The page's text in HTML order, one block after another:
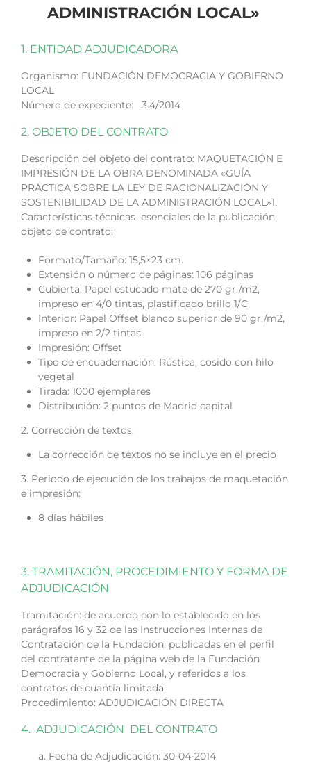
ADMINISTRACIÓN LOCAL»
1. ENTIDAD ADJUDICADORA
Organismo: FUNDACIÓN DEMOCRACIA Y GOBIERNO
LOCAL
Número de expediente: 3.4/2014
2. OBJETO DEL CONTRATO
Descripción del objeto del contrato: MAQUETACIÓN E
IMPRESIÓN DE LA OBRA DENOMINADA «GUÍA
PRÁCTICA SOBRE LA LEY DE RACIONALIZACIÓN Y
SOSTENIBILIDAD DE LA ADMINISTRACIÓN LOCAL»1.
Características técnicas esenciales de la publicación
objeto de contrato:
Formato/Tamaño: 15,5×23 cm.
Extensión o número de páginas: 106 páginas
Cubierta: Papel estucado mate de 270 gr./m2,
impreso en 4/0 tintas, plastificado brillo 1/C
Interior: Papel Offset blanco superior de 90 gr./m2,
impreso en 2/2 tintas
Impresión: Offset
Tipo de encuadernación: Rústica, cosido con hilo
vegetal
Tirada: 1000 ejemplares
Distribución: 2 puntos de Madrid capital
2. Corrección de textos:
La corrección de textos no se incluye en el precio
3. Periodo de ejecución de los trabajos de maquetación
e impresión:
8 días hábiles
3. TRAMITACIÓN, PROCEDIMIENTO Y FORMA DE
ADJUDICACIÓN
Tramitación: de acuerdo con lo establecido en los
parágrafos 16 y 32 de las Instrucciones Internas de
Contratación de la Fundación, publicadas en el perfil
del contratante de la página web de la Fundación
Democracia y Gobierno Local, y referidos a los
contratos de cuantía limitada.
Procedimiento: ADJUDICACIÓN DIRECTA
4. ADJUDICACIÓN DEL CONTRATO
Fecha de Adjudicación: 30-04-2014